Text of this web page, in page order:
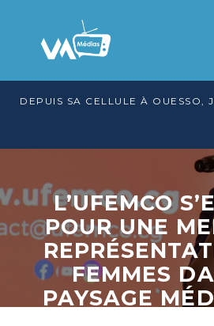
L’UFEMCO
POUR UNE
FEMMES
PAYSAGE